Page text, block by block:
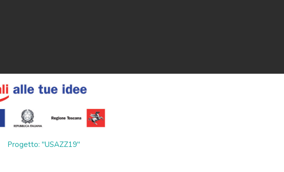
Progetto: "USAZZ19"